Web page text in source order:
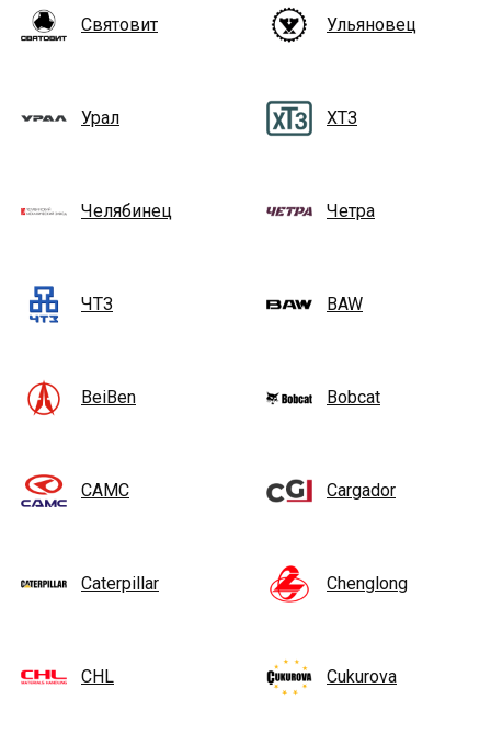
Святовит Ульяновец
Урал ХТЗ
Челябинец Четра
ЧТЗ BAW
BeiBen Bobcat
CAMC Cargador
Caterpillar Chenglong
CHL Cukurova